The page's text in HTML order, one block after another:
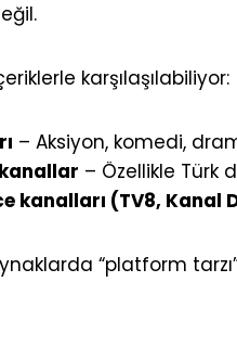
karşılaşılabiliyor:
– Aksiyon, komedi,
kanallar – Özellikle Türk
kanalları (TV8, Kanal
“platform